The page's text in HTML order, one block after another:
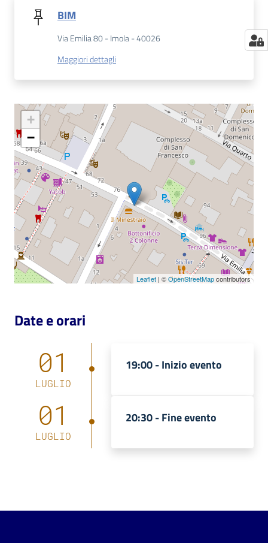
BIM
Via Emilia 80 - Imola - 40026
Maggiori dettagli
+
−
Leaflet | ©OpenStreetMapcontributors
Date e orari
01
LUGLIO
19:00 -Inizio evento
01
LUGLIO
20:30 -Fine evento